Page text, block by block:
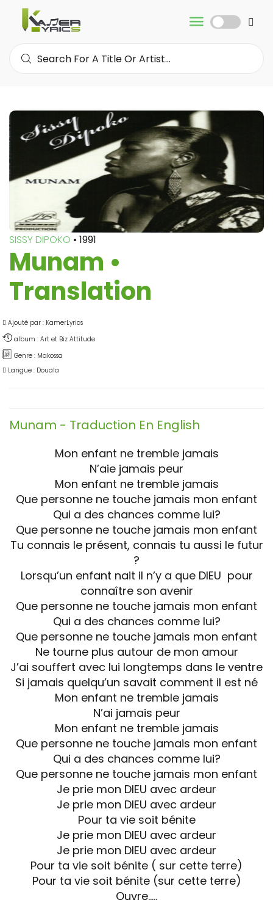
SISSY DIPOKO • 1991
Munam •
Translation
Ajouté par : KamerLyrics
album : Art et Biz Attitude
Genre : Makossa
Langue : Douala
Munam - Traduction En English
Mon enfant ne tremble jamais
N’aie jamais peur
Mon enfant ne tremble jamais
Que personne ne touche jamais mon enfant
Qui a des chances comme lui?
Que personne ne touche jamais mon enfant
Tu connais le présent, connais tu aussi le futur
?
Lorsqu’un enfant nait il n’y a que DIEU pour
connaître son avenir
Que personne ne touche jamais mon enfant
Qui a des chances comme lui?
Que personne ne touche jamais mon enfant
Ne tourne plus autour de mon amour
J’ai souffert avec lui longtemps dans le ventre
Si jamais quelqu’un savait comment il est né
Mon enfant ne tremble jamais
N’ai jamais peur
Mon enfant ne tremble jamais
Que personne ne touche jamais mon enfant
Qui a des chances comme lui?
Que personne ne touche jamais mon enfant
Je prie mon DIEU avec ardeur
Je prie mon DIEU avec ardeur
Pour ta vie soit bénite
Je prie mon DIEU avec ardeur
Je prie mon DIEU avec ardeur
Pour ta vie soit bénite ( sur cette terre)
Pour ta vie soit bénite (sur cette terre)
Ouvre…..